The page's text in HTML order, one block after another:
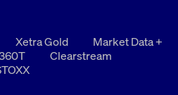
Xetra Gold
Market Data +
Clearstream